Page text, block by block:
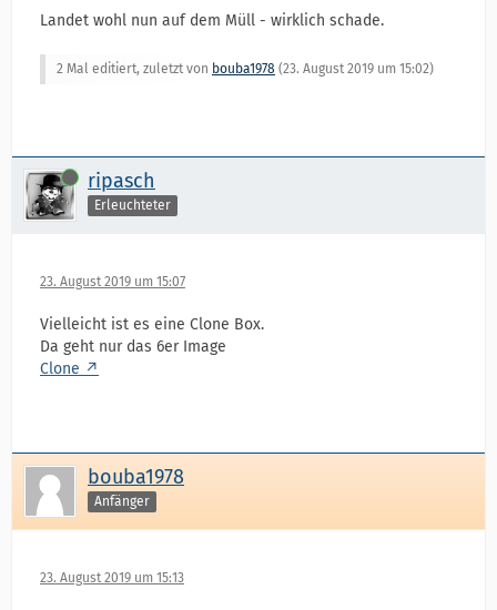
Landet wohl nun auf dem Müll - wirklich schade.
2 Mal editiert, zuletzt von bouba1978 (23. August 2019 um 15:02)
Online ripasch
Erleuchteter
23. August 2019 um 15:07
Vielleicht ist es eine Clone Box.
Da geht nur das 6er Image
Clone
bouba1978
Anfänger
23. August 2019 um 15:13